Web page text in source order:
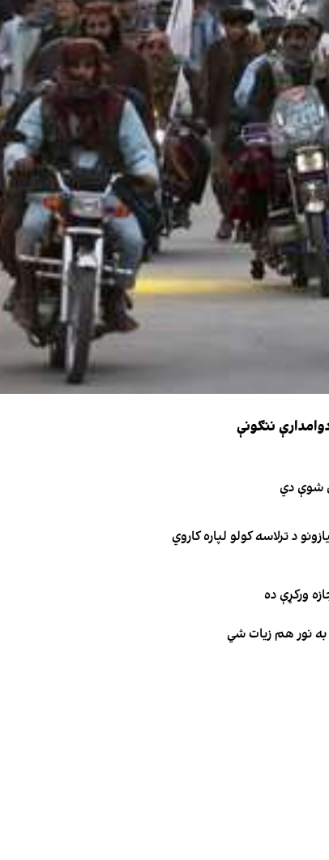
شوې دي
د ترلاسه کولو لپاره کاروي
ورکړې ده
به نور هم زیات شي